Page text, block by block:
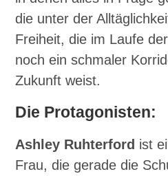
die unter der
Freiheit, die im Laufe
noch ein schmaler
Zukunft weist.
Die Protagonisten:
Ashley Ruhterford ist
Frau, die gerade die